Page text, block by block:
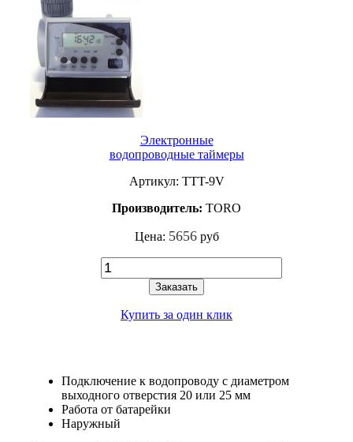
Электронные
водопроводные таймеры
Артикул: TTT-9V
Производитель: TORO
Цена: 5656руб
Заказать
Купить за один клик
Подключение к водопроводу с диаметром
выходного отверстия 20 или 25 мм
Работа от батарейки
Наружный